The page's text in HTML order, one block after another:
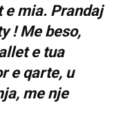
e mia. Prandaj
! Me beso,
e tua
e qarte, u
me nje